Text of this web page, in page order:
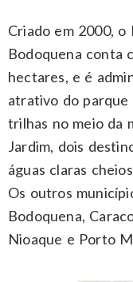
Criado em 2000, o
Bodoquena conta
hectares, e é
atrativo do parque
trilhas no meio da
Jardim, dois
águas claras
Os outros
Bodoquena,
Nioaque e Porto